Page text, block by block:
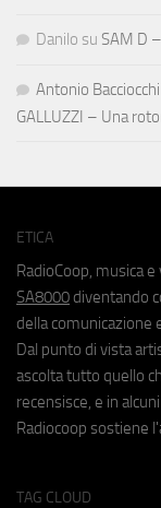
Danilo su SAM D
Antonio Bacciocchi
GALLUZZI – Una
ETICA
RadioCoop, musica
SA8000 diventando
della comunicazione
Dal punto di vista
ascolta tutto quello
recensisce, e in
Radiocoop sostiene
TAG CLOUD